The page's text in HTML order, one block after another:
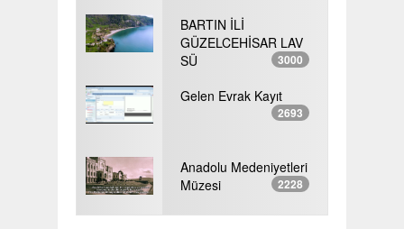
BARTIN İLİ
GÜZELCEHİSAR LAV
SÜ
3000
Gelen Evrak Kayıt
2693
Anadolu Medeniyetleri
Müzesi
2228